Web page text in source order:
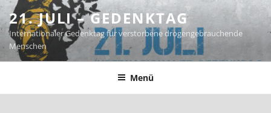
Zum
Inhalt
springen
21. JULI – GEDENKTAG
Internationaler Gedenktag für verstorbene drogengebrauchende
Menschen
Menü